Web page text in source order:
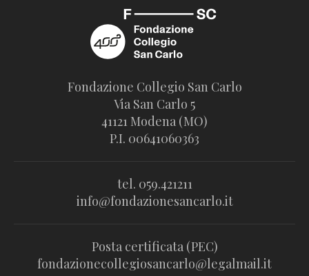
Fondazione Collegio San Carlo
Via San Carlo 5
41121 Modena (MO)
P.I. 00641060363
tel. 059.421211
info@fondazionesancarlo.it
Posta certificata (PEC)
fondazionecollegiosancarlo@legalmail.it